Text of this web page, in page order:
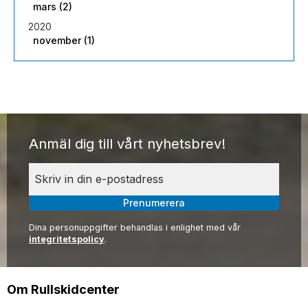
mars (2)
2020
november (1)
Anmäl dig till vårt nyhetsbrev!
Prenumerera
Dina personuppgifter behandlas i enlighet med vår
integritetspolicy.
Om Rullskidcenter